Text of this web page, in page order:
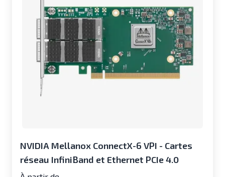
NVIDIA Mellanox ConnectX-6 VPI - Cartes
réseau InfiniBand et Ethernet PCIe 4.0